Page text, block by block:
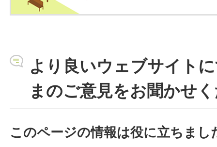
より良いウェブサイト
まのご意見をお聞かせ
このページの情報は役に立ちまし